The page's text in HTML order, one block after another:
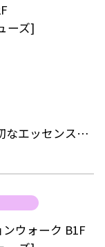
ーズ]
なエッセンス。
コンセプトに、
ウォーク B1F